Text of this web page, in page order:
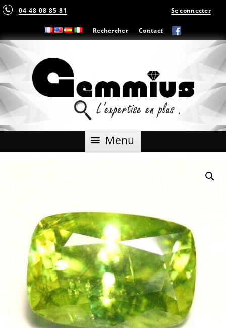
04 48 08 85 81
Rechercher Contact
Se connecter
Menu Aller